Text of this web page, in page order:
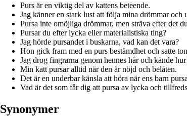
Purs är en viktig del av kattens beteende.
Jag känner en stark lust att följa mina drömmar och
Pursa inte omöjliga drömmar, men sträva efter det
Pursar du efter lycka eller materialistiska ting?
Jag hörde pursandet i buskarna, vad kan det vara?
Hon gick fram med en purs bestämdhet och satte
Jag drog fingrarna genom hennes hår och kände
Min katt pursar alltid när den är nöjd och belåten.
Det är en underbar känsla att höra när ens barn
Vad är det som får dig att pursa av lycka och
Synonymer